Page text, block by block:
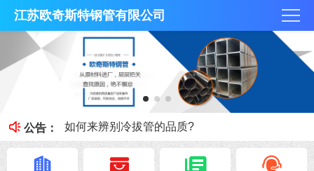
江苏欧奇斯特钢管有限公司
公告：
冷拔管的光亮度特征
冷拔管对比热轧管有什么区别
如何来辨别冷拔管的品质?
钢管知识----冷拔管和热轧管区别